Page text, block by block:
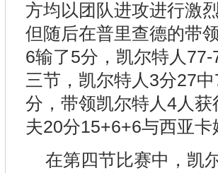
方均以团队进攻进行激
但随后在普里查德的带
6输了5分，凯尔特人
三节，凯尔特人3分27
分，带领凯尔特人4人
夫20分15+6+6与西亚
在第四节比赛中，凯